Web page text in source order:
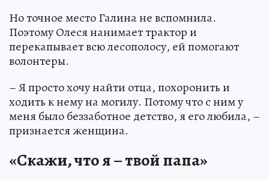
Но точное место Галина не вспомнила.
Поэтому Олеся нанимает трактор и
перекапывает всю лесополосу, ей помогают
волонтеры.
– Я просто хочу найти отца, похоронить и
ходить к нему на могилу. Потому что с ним у
меня было беззаботное детство, я его любила, –
признается женщина.
«Скажи, что я – твой папа»